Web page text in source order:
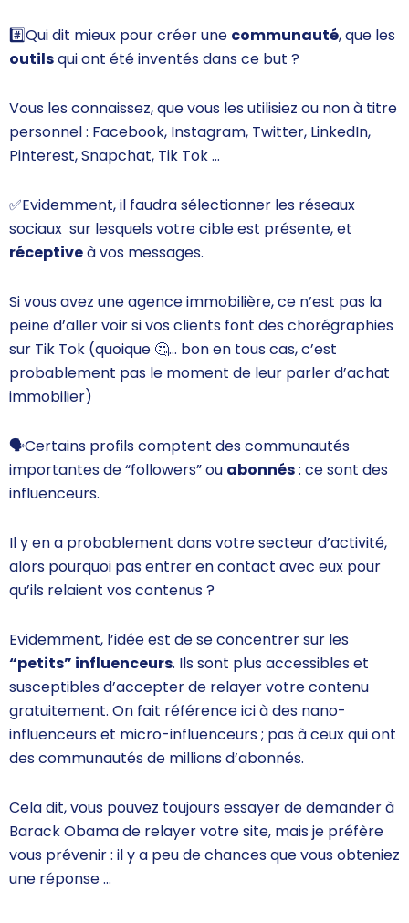
#️⃣Qui dit mieux pour créer une communauté, que les
outilsqui ont été inventés dans ce but ?
Vous les connaissez, que vous les utilisiez ou non à titre
personnel : Facebook, Instagram, Twitter, LinkedIn,
Pinterest, Snapchat, Tik Tok …
✅Evidemment, il faudrasélectionner les réseaux
sociaux sur lesquels votre cible est présente, et
réceptiveà vos messages.
Si vous avez une agence immobilière, ce n’est pas la
peine d’aller voir si vos clients font des chorégraphies
sur Tik Tok (quoique 🤔… bon en tous cas, c’est
probablement pas le moment de leur parler d’achat
immobilier)
🗣️Certains profils comptent des communautés
importantes de “followers” ou abonnés: ce sont des
influenceurs.
Il y en a probablement dans votre secteur d’activité,
alors pourquoi pas entrer en contact avec eux pour
qu’ils relaient vos contenus ?
Evidemment, l’idée est de se concentrer sur les
“petits” influenceurs. Ils sont plus accessibles et
susceptibles d’accepter de relayer votre contenu
gratuitement. On fait référence ici à des nano-
influenceurs et micro-influenceurs ; pas à ceux qui ont
des communautés de millions d’abonnés.
Cela dit, vous pouvez toujours essayer de demander à
Barack Obama de relayer votre site, mais je préfère
vous prévenir : il y a peu de chances que vous obteniez
une réponse …